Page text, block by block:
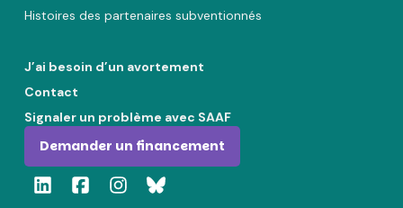
Histoires des partenaires subventionnés
J’ai besoin d’un avortement
Contact
Signaler un problème avec SAAF
Demander un financement